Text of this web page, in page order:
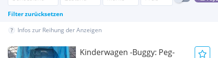
Filter zurücksetzen
Infos zur Reihung der Anzeigen
Kinderwagen -Buggy: Peg-